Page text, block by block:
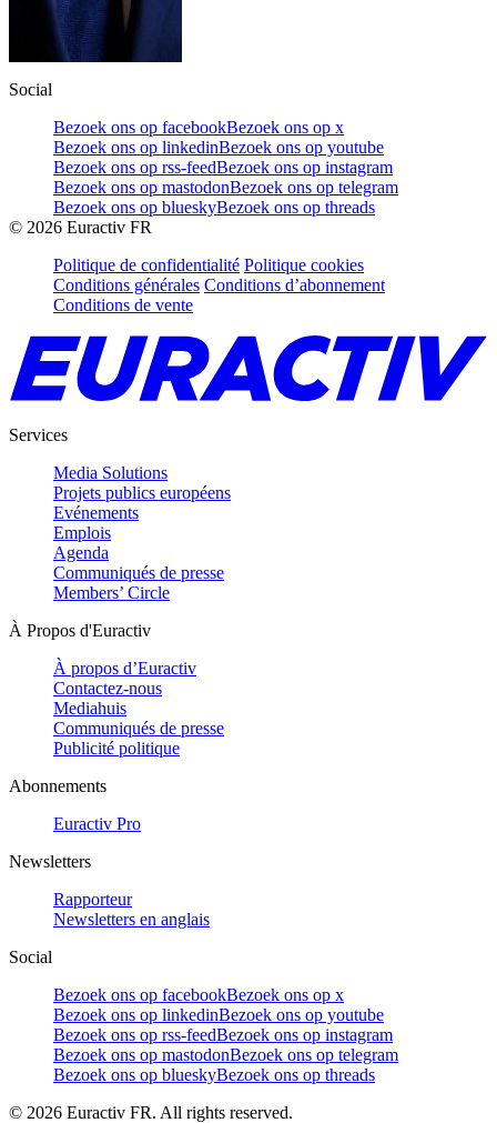
Social
Bezoek ons op facebookBezoek ons op x
Bezoek ons op linkedinBezoek ons op youtube
Bezoek ons op rss-feedBezoek ons op instagram
Bezoek ons op mastodonBezoek ons op telegram
Bezoek ons op blueskyBezoek ons op threads
© 2026 Euractiv FR
Politique de confidentialité Politique cookies
Conditions générales Conditions d’abonnement
Conditions de vente
Services
Media Solutions
Projets publics européens
Evénements
Emplois
Agenda
Communiqués de presse
Members’ Circle
À Propos d'Euractiv
À propos d’Euractiv
Contactez-nous
Mediahuis
Communiqués de presse
Publicité politique
Abonnements
Euractiv Pro
Newsletters
Rapporteur
Newsletters en anglais
Social
Bezoek ons op facebookBezoek ons op x
Bezoek ons op linkedinBezoek ons op youtube
Bezoek ons op rss-feedBezoek ons op instagram
Bezoek ons op mastodonBezoek ons op telegram
Bezoek ons op blueskyBezoek ons op threads
© 2026 Euractiv FR. All rights reserved.